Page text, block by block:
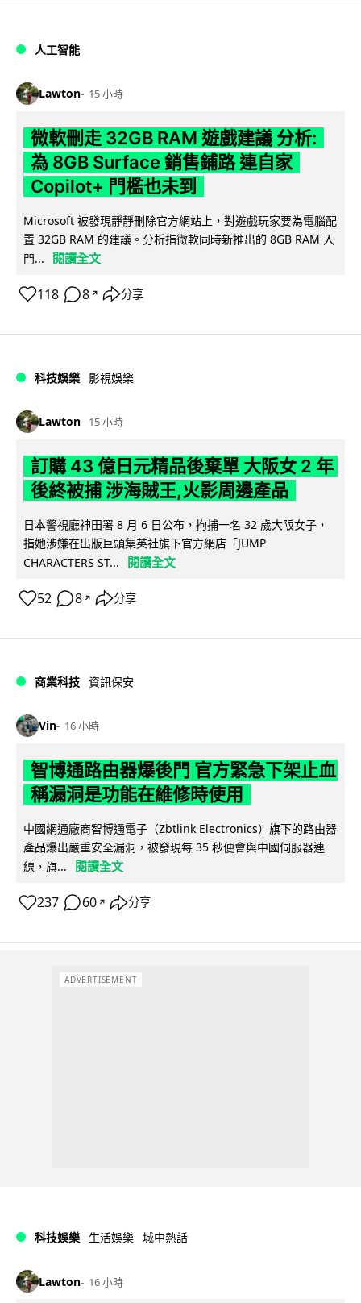
人工智能
Lawton 15 小時
微軟刪走 32GB RAM 遊戲建議 分析:
為 8GB Surface 銷售鋪路 連自家
Copilot+ 門檻也未到
Microsoft 被發現靜靜刪除官方網站上，對遊戲玩家要為電腦配
置 32GB RAM 的建議。分析指微軟同時新推出的 8GB RAM 入
門...
閱讀全文
118 8 ↗ 分享
科技娛樂 影視娛樂
Lawton 15 小時
訂購 43 億日元精品後棄單 大阪女 2 年
後終被捕 涉海賊王,火影周邊產品
日本警視廳神田署 8 月 6 日公布，拘捕一名 32 歲大阪女子，
指她涉嫌在出版巨頭集英社旗下官方網店「JUMP
CHARACTERS ST...
閱讀全文
52 8 ↗ 分享
商業科技 資訊保安
Vin 16 小時
智博通路由器爆後門 官方緊急下架止血
稱漏洞是功能在維修時使用
中國網通廠商智博通電子（Zbtlink Electronics）旗下的路由器
產品爆出嚴重安全漏洞，被發現每 35 秒便會與中國伺服器連
線，旗...
閱讀全文
237 60 ↗ 分享
ADVERTISEMENT
科技娛樂 生活娛樂 城中熱話
Lawton 16 小時